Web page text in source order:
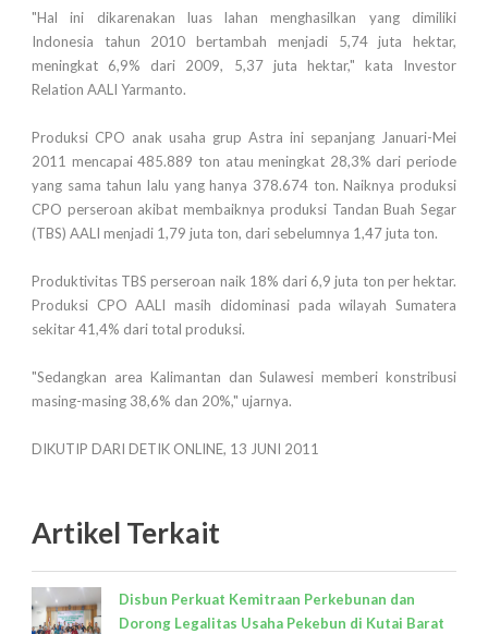
"Hal ini dikarenakan luas lahan menghasilkan yang dimiliki
Indonesia tahun 2010 bertambah menjadi 5,74 juta hektar,
meningkat 6,9% dari 2009, 5,37 juta hektar," kata Investor
Relation AALI Yarmanto.
Produksi CPO anak usaha grup Astra ini sepanjang Januari-Mei
2011 mencapai 485.889 ton atau meningkat 28,3% dari periode
yang sama tahun lalu yang hanya 378.674 ton. Naiknya produksi
CPO perseroan akibat membaiknya produksi Tandan Buah Segar
(TBS) AALI menjadi 1,79 juta ton, dari sebelumnya 1,47 juta ton.
Produktivitas TBS perseroan naik 18% dari 6,9 juta ton per hektar.
Produksi CPO AALI masih didominasi pada wilayah Sumatera
sekitar 41,4% dari total produksi.
"Sedangkan area Kalimantan dan Sulawesi memberi konstribusi
masing-masing 38,6% dan 20%," ujarnya.
DIKUTIP DARI DETIK ONLINE, 13 JUNI 2011
Artikel Terkait
Disbun Perkuat Kemitraan Perkebunan dan
Dorong Legalitas Usaha Pekebun di Kutai Barat